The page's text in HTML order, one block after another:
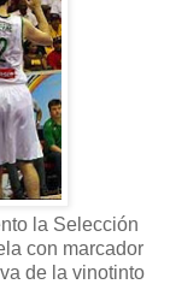
la Selección
con marcador
de la vinotinto